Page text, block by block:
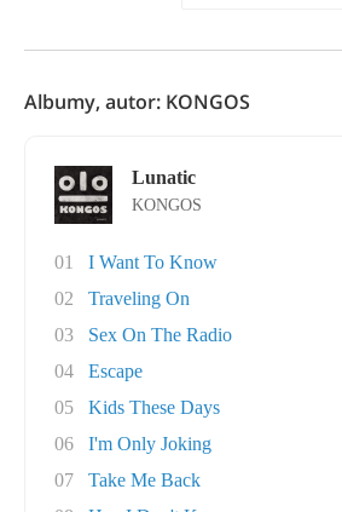
Albumy, autor: KONGOS
Lunatic
KONGOS
01
I Want To Know
02
Traveling On
03
Sex On The Radio
04
Escape
05
Kids These Days
06
I'm Only Joking
07
Take Me Back